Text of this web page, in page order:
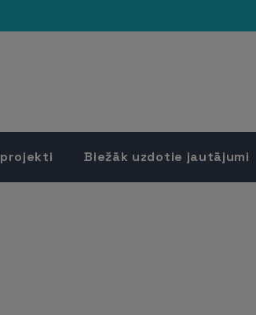
Biežāk uzdotie jautājumi